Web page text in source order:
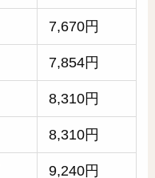
7,670円
7,854円
8,310円
8,310円
9,240円